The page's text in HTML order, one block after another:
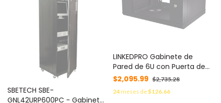
SBETECH SBE-
GNL42URP600PC - Gabinete
LINKEDPRO Gabinete de
Pared de 6U con Puerta de
Cristal Templado, 479.5 mm
de Profundidad, Rack de 19'',
Acero Reforzado Color
$2,095.99 $2,735.28
24meses de$126.66